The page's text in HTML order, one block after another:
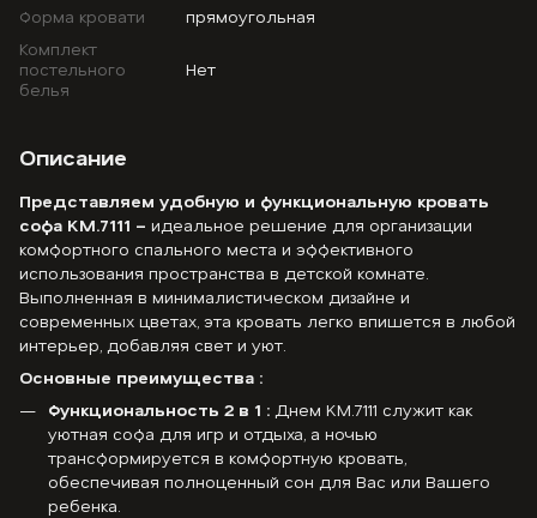
Форма кровати
прямоугольная
Комплект
постельного
белья
Нет
Описание
Представляем удобную и функциональную кровать
софа KM.7111 – идеальное решение для организации
комфортного спального места и эффективного
использования пространства в детской комнате.
Выполненная в минималистическом дизайне и
современных цветах, эта кровать легко впишется в любой
интерьер, добавляя свет и уют.
Основные преимущества :
Функциональность 2 в 1 : Днем KM.7111 служит как
уютная софа для игр и отдыха, а ночью
трансформируется в комфортную кровать,
обеспечивая полноценный сон для Вас или Вашего
ребенка.